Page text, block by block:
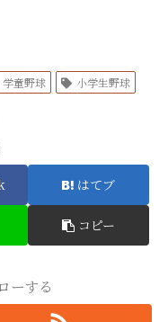
学童野球
小学生野球
はてブ
コピー
ーする